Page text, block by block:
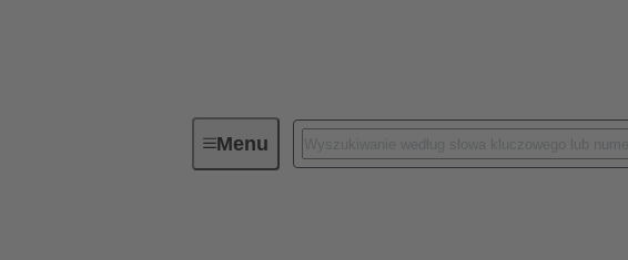
MenuElementy do połączeń